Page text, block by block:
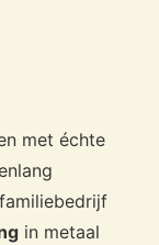
kleine
blik: heldere
met échte
in metaal